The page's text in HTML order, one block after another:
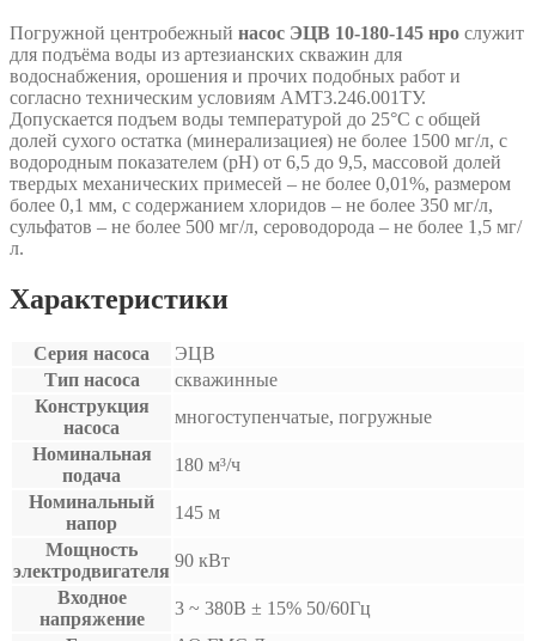
Погружной центробежный насос ЭЦВ 10-180-145 нро служит
для подъёма воды из артезианских скважин для
водоснабжения, орошения и прочих подобных работ и
согласно техническим условиям АМТ3.246.001ТУ.
Допускается подъем воды температурой до 25°С с общей
долей сухого остатка (минерализациея) не более 1500 мг/л, с
водородным показателем (рН) от 6,5 до 9,5, массовой долей
твердых механических примесей – не более 0,01%, размером
более 0,1 мм, с содержанием хлоридов – не более 350 мг/л,
сульфатов – не более 500 мг/л, сероводорода – не более 1,5 мг/
л.
Характеристики
Серия насоса
ЭЦВ
Тип насоса
скважинные
Конструкция
насоса
многоступенчатые, погружные
Номинальная
подача
180 м³/ч
Номинальный
напор
145 м
Мощность
электродвигателя
90 кВт
Входное
напряжение
3 ~ 380B ± 15% 50/60Гц